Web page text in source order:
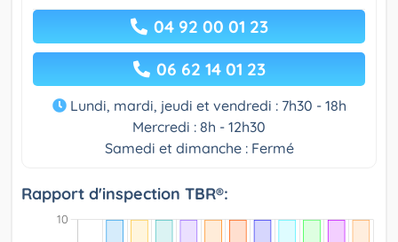
04 92 00 01 23
06 62 14 01 23
Lundi, mardi, jeudi et vendredi : 7h30 - 18h
Mercredi : 8h - 12h30
Samedi et dimanche : Fermé
Rapport d'inspection TBR®: